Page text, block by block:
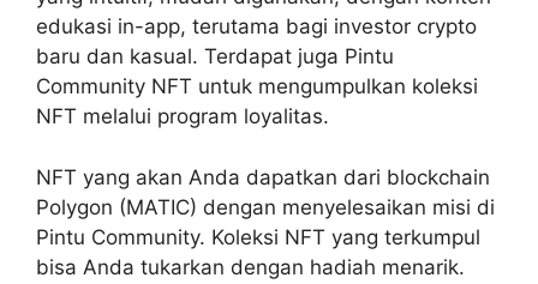
edukasi in-app, terutama bagi investor crypto
baru dan kasual. Terdapat juga Pintu
Community NFT untuk mengumpulkan koleksi
NFT melalui program loyalitas.
NFT yang akan Anda dapatkan dari blockchain
Polygon (MATIC) dengan menyelesaikan misi di
Pintu Community. Koleksi NFT yang terkumpul
bisa Anda tukarkan dengan hadiah menarik.